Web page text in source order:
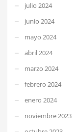
julio 2024
junio 2024
mayo 2024
abril 2024
marzo 2024
febrero 2024
enero 2024
noviembre 2023